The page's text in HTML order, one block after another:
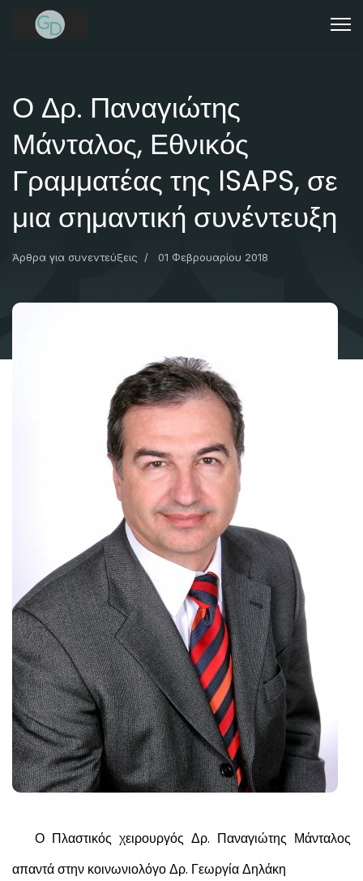
Ο Δρ. Παναγιώτης
Μάνταλος, Εθνικός
Γραμματέας της ISAPS, σε
μια σημαντική συνέντευξη
Άρθρα για συνεντεύξεις 01 Φεβρουαρίου 2018
Ο Πλαστικός χειρουργός Δρ. Παναγιώτης Μάνταλος
απαντά στην κοινωνιολόγο Δρ. Γεωργία Δηλάκη